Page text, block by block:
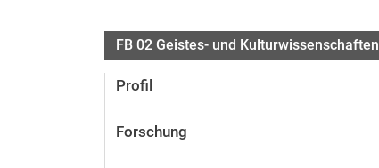
FB 02 Geistes- und Kulturwissenschaften
Profil
Forschung